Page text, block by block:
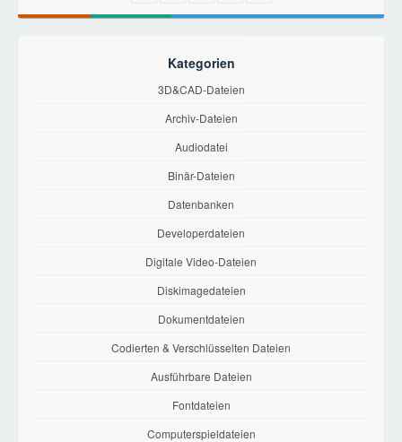
Kategorien
3D&CAD-Dateien
Archiv-Dateien
Audiodatei
Binär-Dateien
Datenbanken
Developerdateien
Digitale Video-Dateien
Diskimagedateien
Dokumentdateien
Codierten & Verschlüsselten Dateien
Ausführbare Dateien
Fontdateien
Computerspieldateien